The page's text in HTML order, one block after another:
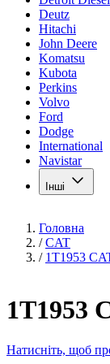
Deutz
Hitachi
John Deere
Komatsu
Kubota
Perkins
Volvo
Ford
Dodge
International
Navistar
Інші
Головна
/ CAT
/ 1T1953
1T1953
Натисніть, щоб